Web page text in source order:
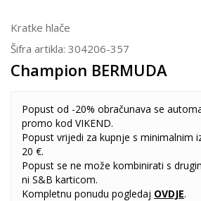
Kratke hlače
Šifra artikla: 304206-357
Champion BERMUDA
Popust od -20% obračunava se
promo kod VIKEND.
Popust vrijedi za kupnje s minimalnim
20 €.
Popust se ne može kombinirati s
ni S&B karticom.
Kompletnu ponudu pogledaj OVDJE.